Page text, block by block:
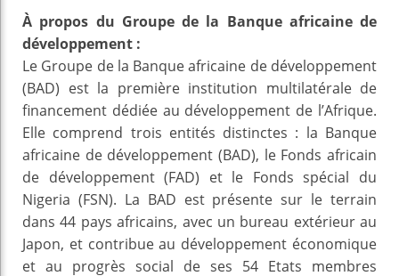
À propos du Groupe de la Banque africaine de
développement :
Le Groupe de la Banque africaine de développement
(BAD) est la première institution multilatérale de
financement dédiée au développement de l’Afrique.
Elle comprend trois entités distinctes : la Banque
africaine de développement (BAD), le Fonds africain
de développement (FAD) et le Fonds spécial du
Nigeria (FSN). La BAD est présente sur le terrain
dans 44 pays africains, avec un bureau extérieur au
Japon, et contribue au développement économique
et au progrès social de ses 54 Etats membres